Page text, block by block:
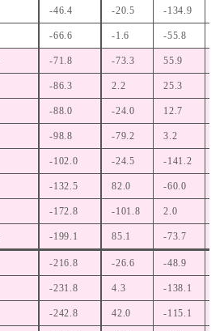
-46.4 -20.5 -134.9
-66.6 -1.6 -55.8
-71.8 -73.3 55.9
-86.3 2.2 25.3
-88.0 -24.0 12.7
-98.8 -79.2 3.2
-102.0 -24.5 -141.2
-132.5 82.0 -60.0
-172.8 -101.8 2.0
-199.1 85.1 -73.7
-216.8 -26.6 -48.9
-231.8 4.3 -138.1
-242.8 42.0 -115.1